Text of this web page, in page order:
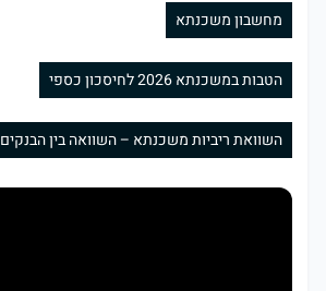
מחשבון משכנתא
הטבות במשכנתא 2026 לחיסכון כספי
השוואת ריביות משכנתא – השוואה בין הבנקים